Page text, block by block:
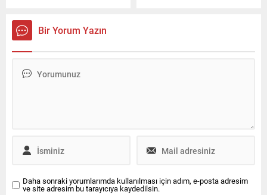
Boğazından ise 44 bin 892
adet olmak üzere Türk
boğazlarından toplamda 83
önceki yıla göre yüzde 8,2
Sanayi Bölgesi, demir-çelik
Bir Yorum Yazın
Daha sonraki yorumlarımda kullanılması için adım, e-posta adresim
ve site adresim bu tarayıcıya kaydedilsin.